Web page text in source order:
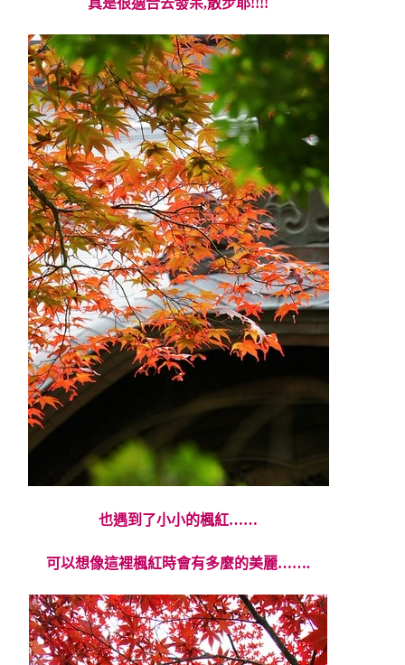
真是很適合去發呆,散步耶!!!!
也遇到了小小的楓紅……
可以想像這裡楓紅時會有多麼的美麗…….